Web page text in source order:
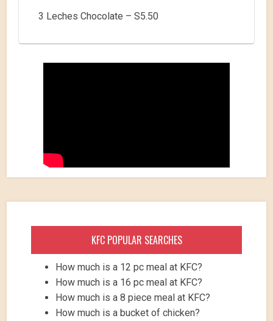
3 Leches Chocolate – S5.50
KFC POPULAR SEARCHES
How much is a 12 pc meal at KFC?
How much is a 16 pc meal at KFC?
How much is a 8 piece meal at KFC?
How much is a bucket of chicken?